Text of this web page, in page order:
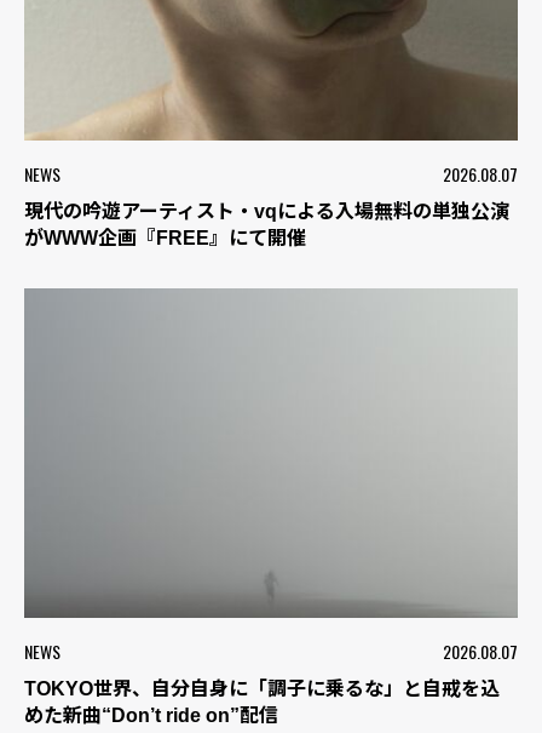
NEWS 2026.08.07
現代の吟遊アーティスト・vqによる入場無料の単独公演
がWWW企画『FREE』にて開催
NEWS 2026.08.07
TOKYO世界、自分自身に「調子に乗るな」と自戒を込
めた新曲“Don’t ride on”配信